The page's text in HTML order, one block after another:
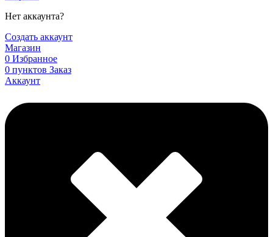
Нет аккаунта?
Создать аккаунт
Магазин
0 Избранное
0 пунктов Заказ
Аккаунт